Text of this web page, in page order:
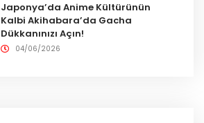
Japonya’da Anime Kültürünün
Kalbi Akihabara’da Gacha
Dükkanınızı Açın!
04/06/2026